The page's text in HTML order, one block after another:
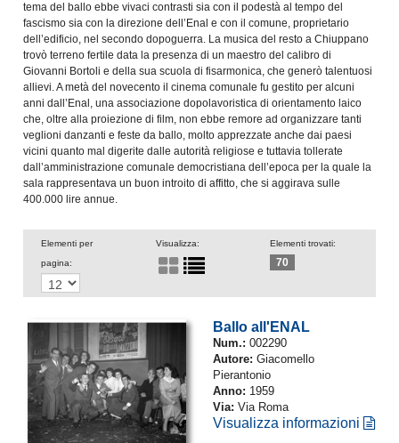
tema del ballo ebbe vivaci contrasti sia con il podestà al tempo del
fascismo sia con la direzione dell’Enal e con il comune, proprietario
dell’edificio, nel secondo dopoguerra. La musica del resto a Chiuppano
trovò terreno fertile data la presenza di un maestro del calibro di
Giovanni Bortoli e della sua scuola di fisarmonica, che generò talentuosi
allievi. A metà del novecento il cinema comunale fu gestito per alcuni
anni dall’Enal, una associazione dopolavoristica di orientamento laico
che, oltre alla proiezione di film, non ebbe remore ad organizzare tanti
veglioni danzanti e feste da ballo, molto apprezzate anche dai paesi
vicini quanto mal digerite dalle autorità religiose e tuttavia tollerate
dall’amministrazione comunale democristiana dell’epoca per la quale la
sala rappresentava un buon introito di affitto, che si aggirava sulle
400.000 lire annue.
Elementi per
pagina:
Visualizza: Elementi trovati:
70
Ballo all'ENAL
Num.: 002290
Autore: Giacomello
Pierantonio
Anno: 1959
Via: Via Roma
Visualizza informazioni